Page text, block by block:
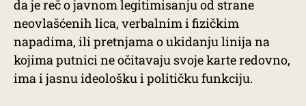
da je reč o javnom legitimisanju od strane
neovlašćenih lica, verbalnim i fizičkim
napadima, ili pretnjama o ukidanju linija na
kojima putnici ne očitavaju svoje karte redovno,
ima i jasnu ideološku i političku funkciju.